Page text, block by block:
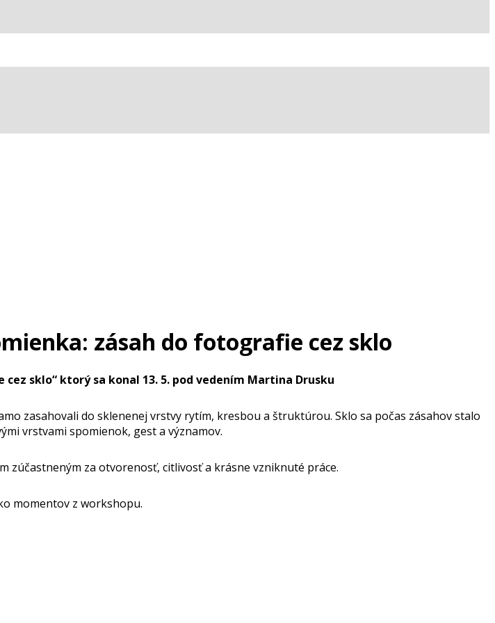
zásah do fotografie cez sklo
sklo“ ktorý sa konal 13. 5. pod vedením Martina Drusku
zasahovali do sklenenej vrstvy rytím, kresbou a štruktúrou. Sklo sa počas zásahov stalo
vrstvami spomienok, gest a významov.
zúčastneným za otvorenosť, citlivosť a krásne vzniknuté práce.
momentov z workshopu.